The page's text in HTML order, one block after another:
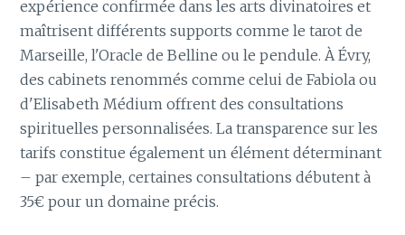
expérience confirmée dans les arts divinatoires et
maîtrisent différents supports comme le tarot de
Marseille, l'Oracle de Belline ou le pendule. À Évry,
des cabinets renommés comme celui de Fabiola ou
d'Elisabeth Médium offrent des consultations
spirituelles personnalisées. La transparence sur les
tarifs constitue également un élément déterminant
– par exemple, certaines consultations débutent à
35€ pour un domaine précis.